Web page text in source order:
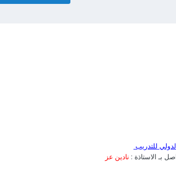
للتدريب
بـ الاستاذة : نادين عز